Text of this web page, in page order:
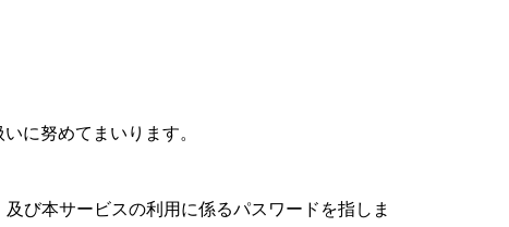
に努めてまいります。
び本サービスの利用に係るパスワードを指しま